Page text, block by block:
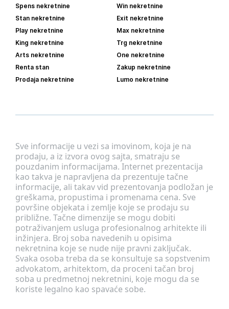
Sve informacije u vezi sa imovinom, koja je na
prodaju, a iz izvora ovog sajta, smatraju se
pouzdanim informacijama. Internet prezentacija
kao takva je napravljena da prezentuje tačne
informacije, ali takav vid prezentovanja podložan je
greškama, propustima i promenama cena. Sve
površine objekata i zemlje koje se prodaju su
približne. Tačne dimenzije se mogu dobiti
potraživanjem usluga profesionalnog arhitekte ili
inžinjera. Broj soba navedenih u opisima
nekretnina koje se nude nije pravni zaključak.
Svaka osoba treba da se konsultuje sa sopstvenim
advokatom, arhitektom, da proceni tačan broj
soba u predmetnoj nekretnini, koje mogu da se
koriste legalno kao spavaće sobe.
Spens nekretnine
Win nekretnine
Stan nekretnine
Exit nekretnine
Play nekretnine
Max nekretnine
King nekretnine
Trg nekretnine
Arts nekretnine
One nekretnine
Renta stan
Zakup nekretnine
Prodaja nekretnine
Lumo nekretnine